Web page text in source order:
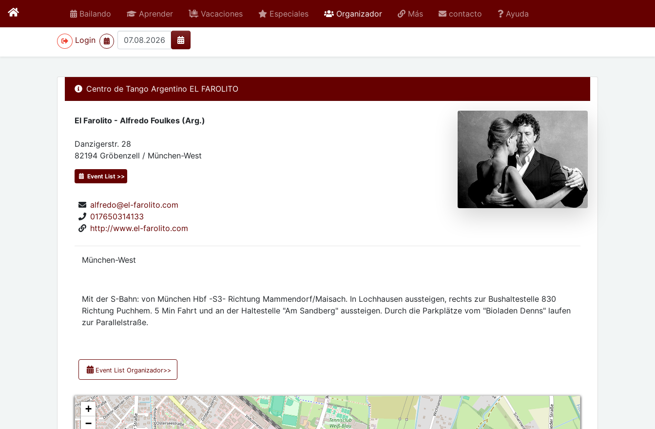
Bailando Aprender Vacaciones Especiales Organizadoractive Más contacto Ayuda
Login
>
Centro de Tango Argentino EL FAROLITO
El Farolito - Alfredo Foulkes (Arg.)
Danzigerstr. 28
82194 Gröbenzell / München-West
Event List >>
alfredo@el-farolito.com
017650314133
http://www.el-farolito.com
München-West
Mit der S-Bahn: von München Hbf -S3- Richtung Mammendorf/Maisach. In Lochhausen aussteigen, rechts zur Bushaltestelle 830
Richtung Puchhem. 5 Min Fahrt und an der Haltestelle "Am Sandberg" aussteigen. Durch die Parkplätze vom "Bioladen Denns" laufen
zur Parallelstraße.
Event List Organizador>>
+
−